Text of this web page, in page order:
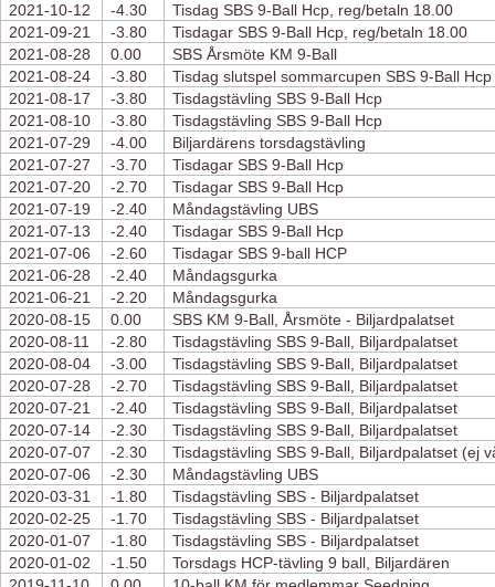
2021-10-12
-4.30
Tisdag SBS 9-Ball Hcp, reg/betaln 18.00
2021-09-21
-3.80
Tisdagar SBS 9-Ball Hcp, reg/betaln 18.00
2021-08-28
0.00
SBS Årsmöte KM 9-Ball
2021-08-24
-3.80
Tisdag slutspel sommarcupen SBS 9-Ball Hcp
2021-08-17
-3.80
Tisdagstävling SBS 9-Ball Hcp
2021-08-10
-3.80
Tisdagstävling SBS 9-Ball Hcp
2021-07-29
-4.00
Biljardärens torsdagstävling
2021-07-27
-3.70
Tisdagar SBS 9-Ball Hcp
2021-07-20
-2.70
Tisdagar SBS 9-Ball Hcp
2021-07-19
-2.40
Måndagstävling UBS
2021-07-13
-2.40
Tisdagar SBS 9-Ball Hcp
2021-07-06
-2.60
Tisdagar SBS 9-ball HCP
2021-06-28
-2.40
Måndagsgurka
2021-06-21
-2.20
Måndagsgurka
2020-08-15
0.00
SBS KM 9-Ball, Årsmöte - Biljardpalatset
2020-08-11
-2.80
Tisdagstävling SBS 9-Ball, Biljardpalatset
2020-08-04
-3.00
Tisdagstävling SBS 9-Ball, Biljardpalatset
2020-07-28
-2.70
Tisdagstävling SBS 9-Ball, Biljardpalatset
2020-07-21
-2.40
Tisdagstävling SBS 9-Ball, Biljardpalatset
2020-07-14
-2.30
Tisdagstävling SBS 9-Ball, Biljardpalatset
2020-07-07
-2.30
Tisdagstävling SBS 9-Ball, Biljardpalatset (ej
2020-07-06
-2.30
Måndagstävling UBS
2020-03-31
-1.80
Tisdagstävling SBS - Biljardpalatset
2020-02-25
-1.70
Tisdagstävling SBS - Biljardpalatset
2020-01-07
-1.80
Tisdagstävling SBS - Biljardpalatset
2020-01-02
-1.50
Torsdags HCP-tävling 9 ball, Biljardären